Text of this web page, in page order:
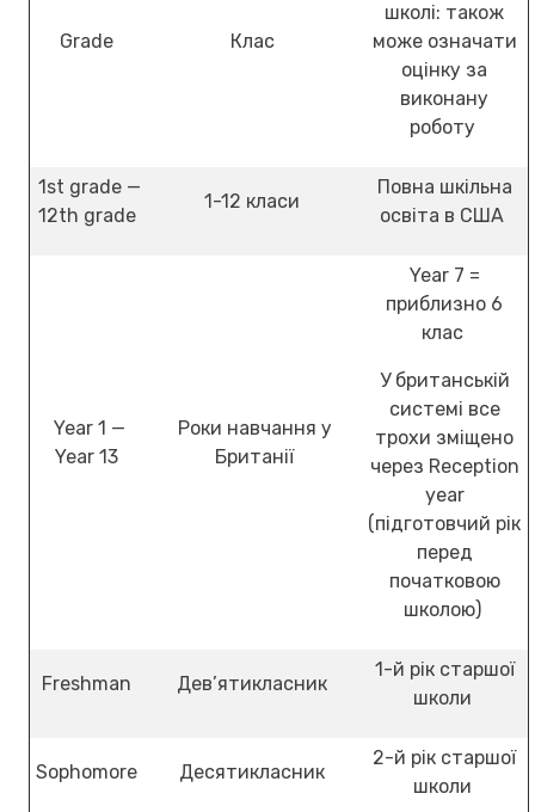
Grade Клас
школі: також
може означати
оцінку за
виконану
роботу
1st grade —
12th grade
1-12 класи
Повна шкільна
освіта в США
Year 1 —
Year 13
Роки навчання у
Британії
Year 7 =
приблизно 6
клас
У британській
системі все
трохи зміщено
через Reception
year
(підготовчий рік
перед
початковою
школою)
Freshman Дев’ятикласник
1-й рік старшої
школи
Sophomore Десятикласник
2-й рік старшої
школи